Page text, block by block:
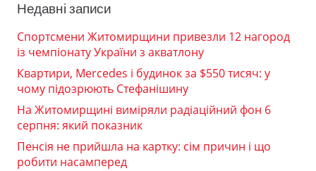
Недавні записи
Спортсмени Житомирщини привезли 12 нагород
із чемпіонату України з акватлону
Квартири, Mercedes і будинок за $550 тисяч: у
чому підозрюють Стефанішину
На Житомирщині виміряли радіаційний фон 6
серпня: який показник
Пенсія не прийшла на картку: сім причин і що
робити насамперед